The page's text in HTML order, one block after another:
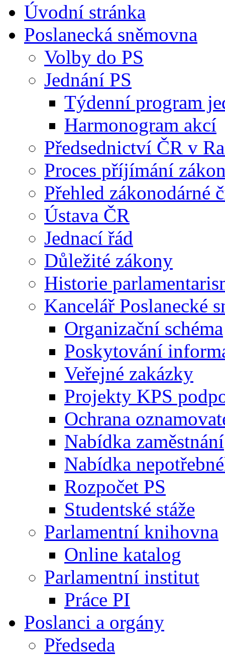
Úvodní stránka
Poslanecká sněmovna
Volby do PS
Jednání PS
Týdenní program
Harmonogram akcí
Předsednictví ČR v
Proces příjímání
Přehled zákonodárné
Ústava ČR
Jednací řád
Důležité zákony
Historie
Kancelář Poslanecké
Organizační schéma
Poskytování
Veřejné zakázky
Projekty KPS
Ochrana
Nabídka zaměstnání
Nabídka
Rozpočet PS
Studentské stáže
Parlamentní knihovna
Online katalog
Parlamentní institut
Práce PI
Poslanci a orgány
Předseda